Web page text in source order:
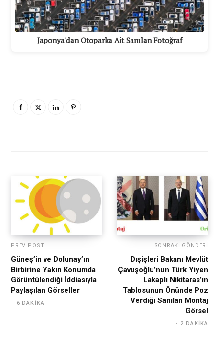
Japonya'dan Otoparka Ait Sanılan Fotoğraf
PREV POST
Güneş’in ve Dolunay’ın
Birbirine Yakın Konumda
Görüntülendiği İddiasıyla
Paylaşılan Görseller
6 DAKIKA
SONRAKI GÖNDERI
Dışişleri Bakanı Mevlüt
Çavuşoğlu’nun Türk Yiyen
Lakaplı Nikitaras’ın
Tablosunun Önünde Poz
Verdiği Sanılan Montaj
Görsel
2 DAKIKA